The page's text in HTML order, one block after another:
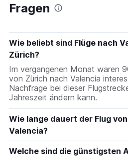
Fragen
Wie beliebt sind Flüge nach
Zürich?
Im vergangenen Monat waren
von Zürich nach Valencia
Nachfrage bei dieser
Jahreszeit ändern kann.
Wie lange dauert der Flug
Valencia?
Welche sind die günstigsten